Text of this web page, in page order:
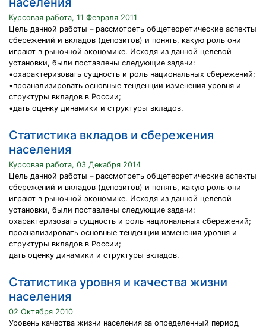
Курсовая работа, 11 Февраля 2011
Цель данной работы – рассмотреть общетеоретические аспекты
сбережений и вкладов (депозитов) и понять, какую роль они
играют в рыночной экономике. Исходя из данной целевой
установки, были поставлены следующие задачи:
•охарактеризовать сущность и роль национальных сбережений;
•проанализировать основные тенденции изменения уровня и
структуры вкладов в России;
•дать оценку динамики и структуры вкладов.
Статистика вкладов и сбережения
населения
Курсовая работа, 03 Декабря 2014
Цель данной работы – рассмотреть общетеоретические аспекты
сбережений и вкладов (депозитов) и понять, какую роль они
играют в рыночной экономике. Исходя из данной целевой
установки, были поставлены следующие задачи:
охарактеризовать сущность и роль национальных сбережений;
проанализировать основные тенденции изменения уровня и
структуры вкладов в России;
дать оценку динамики и структуры вкладов.
Статистика уровня и качества жизни
населения
02 Октября 2010
Уровень качества жизни населения за определенный период